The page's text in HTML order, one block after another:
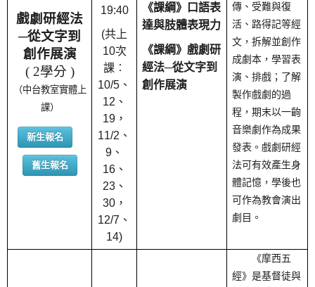
《課綱》
口語表
達與肢體表現力
《課綱》戲劇研
經法─從文字到
創作展演
戲劇研經法
─從文字到
創作展演
( 2學分 )
（中台教室實體上
課）
新生報名
舊生報名
19:40
(共上
10次
課︰
10/5、
12、
19，
11/2、
9、
16、
23、
30，
12/7、
14)
傳、受難與復
活、路得記等經
文，拆解並創作
成劇本，學習表
演、排戲；了解
製作戲劇的過
程，期末以一齣
音樂劇作為成果
發表。戲劇研經
法可有效產生身
體記憶，學後也
可作為教會演出
劇目。
《摩西五
經》是基督徒與